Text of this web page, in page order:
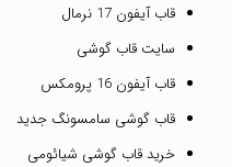
قاب آیفون 17 نرمال
سایت قاب گوشی
قاب آیفون 16 پرومکس
قاب گوشی سامسونگ جدید
خرید قاب گوشی شیائومی